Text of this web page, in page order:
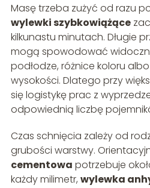
Masę trzeba zużyć od razu
wylewki szybkowiążące
kilkunastu minutach. Długie
mogą spowodować
podłodze, różnice koloru
wysokości. Dlatego przy
się logistykę prac z
odpowiednią liczbę
Czas schnięcia zależy od
grubości warstwy.
cementowa potrzebuje
każdy milimetr, wylewka